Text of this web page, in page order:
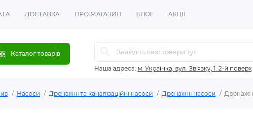
ДОСТАВКА ПРО МАГАЗИН БЛОГ АКЦІЇ
Каталог товарів
Наша адреса: м. Українка, вул. Зв'язку, 1. 2-й поверх
Насоси Дренажні та каналізаційні насоси Дренажні насоси